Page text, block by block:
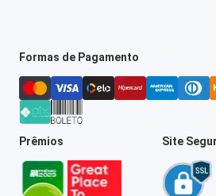
Formas de Pagamento
Prêmios Site